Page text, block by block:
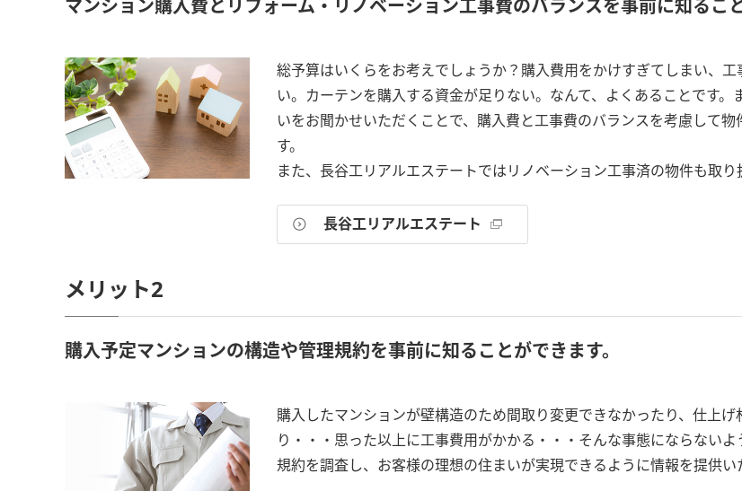
マンション購入費とリフォーム・リノベーション工事費のバランスを事前に知ること
総予算はいくらをお考えでしょうか？購入費用をかけすぎてしまい、
い。カーテンを購入する資金が足りない。なんて、よくあることです。
いをお聞かせいただくことで、購入費と工事費のバランスを考慮して物
す。
また、長谷工リアルエステートではリノベーション工事済の物件も取り
長谷工リアルエステート
メリット2
購入予定マンションの構造や管理規約を事前に知ることができます。
購入したマンションが壁構造のため間取り変更できなかったり、仕上げ
り・・・思った以上に工事費用がかかる・・・そんな事態にならない
規約を調査し、お客様の理想の住まいが実現できるように情報を提供い